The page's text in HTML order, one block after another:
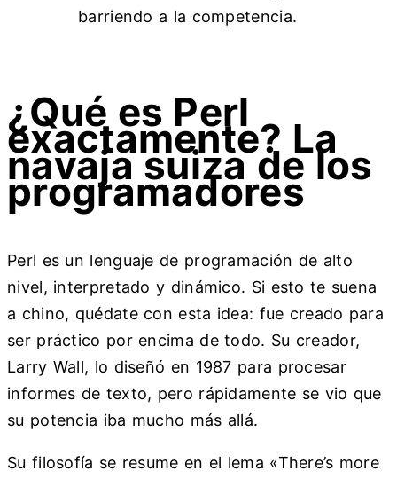
barriendo a la competencia.
¿Qué es Perl
exactamente? La
navaja suiza de los
programadores
Perl es un lenguaje de programación de alto
nivel, interpretado y dinámico. Si esto te suena
a chino, quédate con esta idea: fue creado para
ser práctico por encima de todo. Su creador,
Larry Wall, lo diseñó en 1987 para procesar
informes de texto, pero rápidamente se vio que
su potencia iba mucho más allá.
Su filosofía se resume en el lema «There’s more